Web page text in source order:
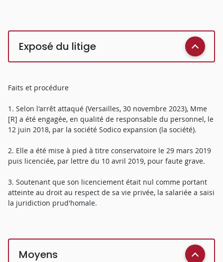
Exposé du litige
Faits et procédure
1. Selon l'arrêt attaqué (Versailles, 30 novembre 2023), Mme
[R] a été engagée, en qualité de responsable du personnel, le
12 juin 2018, par la société Sodico expansion (la société).
2. Elle a été mise à pied à titre conservatoire le 29 mars 2019
puis licenciée, par lettre du 10 avril 2019, pour faute grave.
3. Soutenant que son licenciement était nul comme portant
atteinte au droit au respect de sa vie privée, la salariée a saisi
la juridiction prud'homale.
Moyens